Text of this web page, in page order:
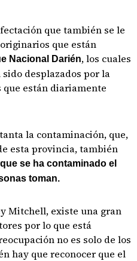
que también se le
que están
Nacional Darién, los cuales
desplazados por la
están diariamente
la contaminación, que,
esta provincia, también
se ha contaminado el
toman.
Mitchell, existe una gran
por lo que está
no es solo de los
hay que reconocer que el